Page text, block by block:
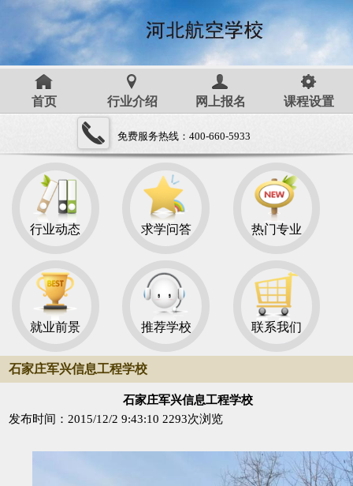
首页 行业介绍 网上报名 课程设置
免费服务热线：400-660-5933
行业动态 求学问答 热门专业
就业前景 推荐学校 联系我们
石家庄军兴信息工程学校
石家庄军兴信息工程学校
发布时间：2015/12/2 9:43:102293次浏览